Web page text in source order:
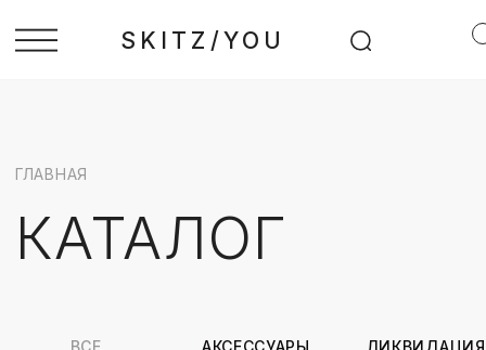
SKITZ/YOU
КАТАЛОГ
КОСТЮМЫ
ВСЕ
ТРИКОТАЖ ЮБКИ
АКСЕССУАРЫ